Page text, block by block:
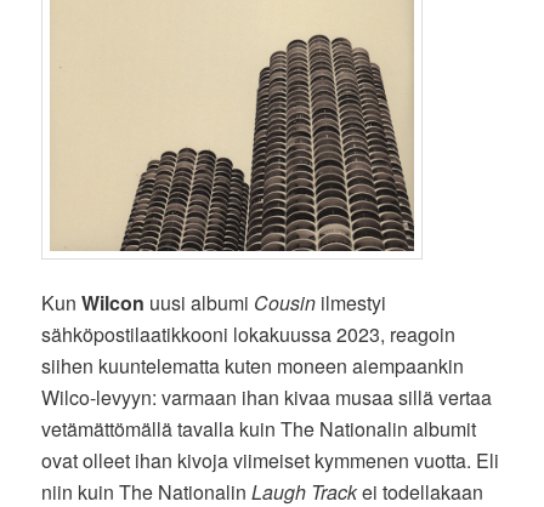
KunWilcon uusi albumi Cousin ilmestyi
sähköpostilaatikkooni lokakuussa 2023, reagoin
siihen kuuntelematta kuten moneen aiempaankin
Wilco-levyyn: varmaan ihan kivaa musaa sillä vertaa
vetämättömällä tavalla kuin The Nationalin albumit
ovat olleet ihan kivoja viimeiset kymmenen vuotta. Eli
niin kuin The NationalinLaugh Trackei todellakaan